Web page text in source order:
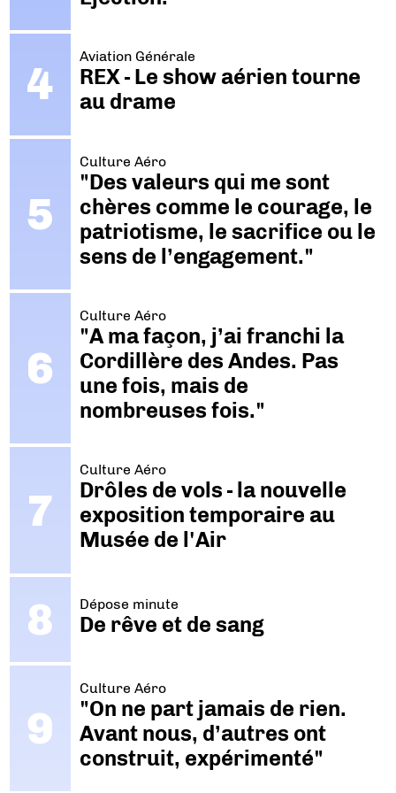
Aviation Générale
REX - Le show aérien tourne
au drame
Culture Aéro
"Des valeurs qui me sont
chères comme le courage, le
patriotisme, le sacrifice ou le
sens de l’engagement."
Culture Aéro
"A ma façon, j’ai franchi la
Cordillère des Andes. Pas
une fois, mais de
nombreuses fois."
Culture Aéro
Drôles de vols - la nouvelle
exposition temporaire au
Musée de l'Air
Dépose minute
De rêve et de sang
Culture Aéro
"On ne part jamais de rien.
Avant nous, d’autres ont
construit, expérimenté"